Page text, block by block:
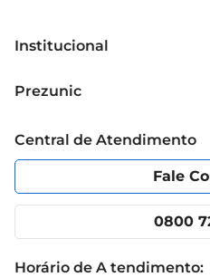
Institucional
Grupo Cencosud
Política de Privacidade
Portal do fornecedor
Cencosud Media
Prezunic
Código de Ética
App Prezunic
Central de Atendimento
Fale
0800
Horário de A tendimento: